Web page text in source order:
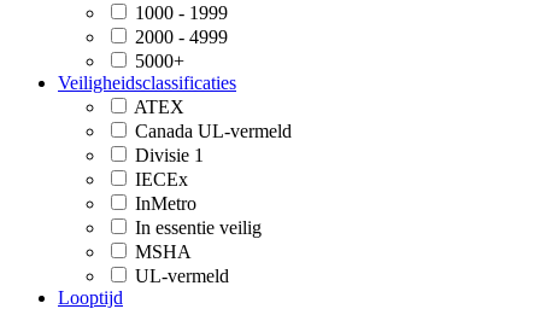
1000 - 1999
2000 - 4999
5000+
Veiligheidsclassificaties
ATEX
Canada UL-vermeld
Divisie 1
IECEx
InMetro
In essentie veilig
MSHA
UL-vermeld
Looptijd